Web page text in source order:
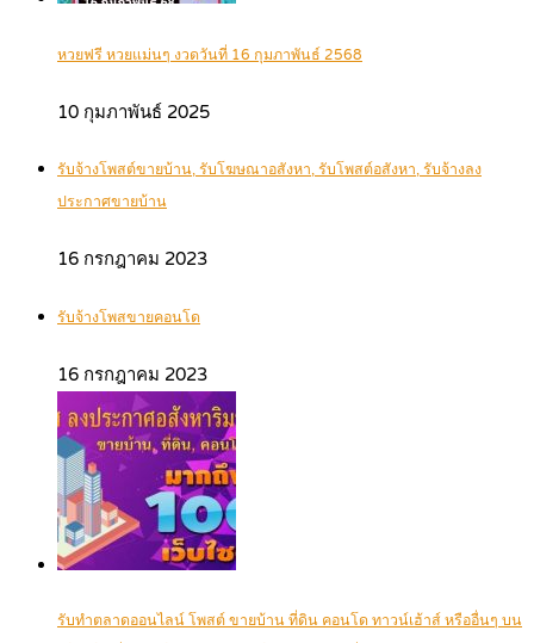
หวยฟรี หวยแม่นๆ งวดวันที่ 16 กุมภาพันธ์ 2568
10 กุมภาพันธ์ 2025
รับจ้างโพสต์ขายบ้าน, รับโฆษณาอสังหา, รับโพสต์อสังหา, รับจ้างลง
ประกาศขายบ้าน
16 กรกฎาคม 2023
รับจ้างโพสขายคอนโด
16 กรกฎาคม 2023
รับทำตลาดออนไลน์ โพสต์ ขายบ้าน ที่ดิน คอนโด ทาวน์เฮ้าส์ หรืออื่นๆ บน